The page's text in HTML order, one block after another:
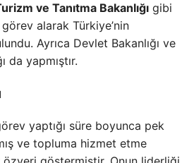
ve Tanıtma Bakanlığı gibi
alarak Türkiye’nin
Ayrıca Devlet Bakanlığı ve
da yapmıştır.
yaptığı süre boyunca pek
ve topluma hizmet etme